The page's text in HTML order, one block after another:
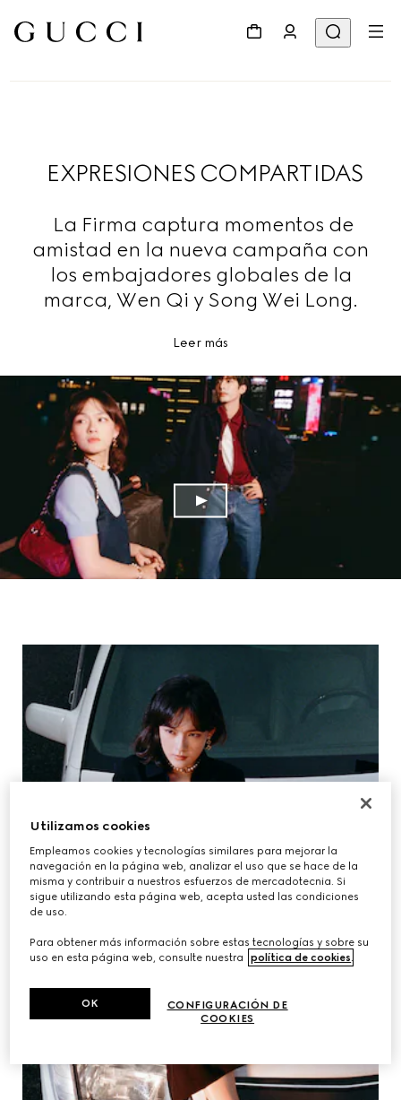
EXPRESIONES COMPARTIDAS
La Firma captura momentos de
amistad en la nueva campaña con
los embajadores globales de la
marca, Wen Qi y Song Wei Long.
Leer más
Utilizamos cookies
Empleamos cookies y tecnologías similares para mejorar la
navegación en la página web, analizar el uso que se hace de la
misma y contribuir a nuestros esfuerzos de mercadotecnia. Si
sigue utilizando esta página web, acepta usted las condiciones
de uso.
Para obtener más información sobre estas tecnologías y sobre su
uso en esta página web, consulte nuestra
política de cookies
CONFIGURACIÓN DE
COOKIES
OK